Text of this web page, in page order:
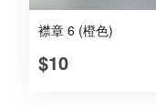
襟章 6 (橙色)
$10